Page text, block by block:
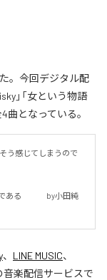
た。今回デジタル配
」「女という物語
曲となっている。
う感じてしまうので
ある 　　　by小田純
、 LINE MUSIC、
音楽配信サービスで